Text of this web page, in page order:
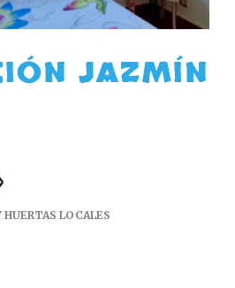
JAZMÍN
HUERTAS LOCALES